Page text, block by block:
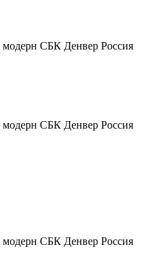
модерн СБК Денвер Россия
модерн СБК Денвер Россия
модерн СБК Денвер Россия